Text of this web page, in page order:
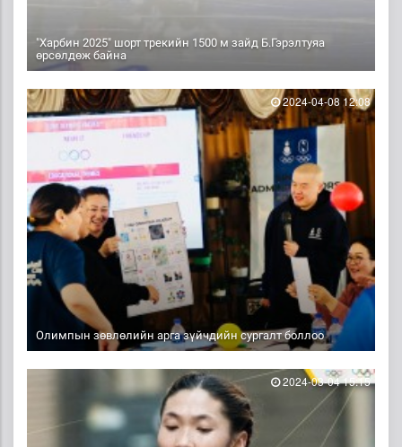
"Харбин 2025" шорт трекийн 1500 м зайд Б.Гэрэлтуяа
өрсөлдөж байна
Олимпын зөвлөлийн арга зүйчдийн сургалт боллоо
2024-04-08 12:08
2024-03-04 15:15